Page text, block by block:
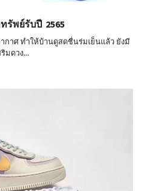
รัพย์รับปี 2565
าศ ทำให้บ้านดูสดชื่นร่มเย็นแล้ว ยังมี
มดวง…